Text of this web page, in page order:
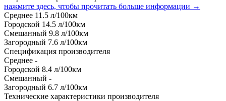
нажмите здесь, чтобы прочитать больше информации →
Среднее 11.5 л/100км
Городской 14.5 л/100км
Смешанный 9.8 л/100км
Загородный 7.6 л/100км
Спецификация производителя
Среднее -
Городской 8.4 л/100км
Смешанный -
Загородный 6.7 л/100км
Технические характеристики производителя